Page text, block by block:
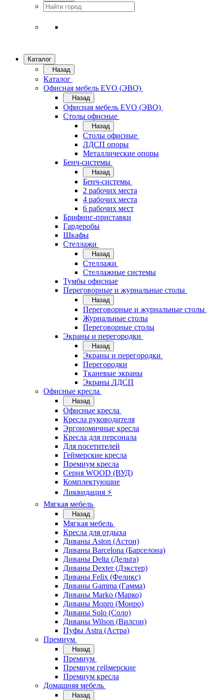
Каталог
Назад
Каталог
Офисная мебель EVO (ЭВО)
Назад
Офисная мебель EVO (ЭВО)
Cтолы офисные
Назад
Cтолы офисные
ЛДСП опоры
Металлические опоры
Бенч-системы
Назад
Бенч-системы
2 рабочих места
4 рабочих места
6 рабочих мест
Брифинг-приставки
Гардеробы
Шкафы
Стеллажи
Назад
Стеллажи
Стеллажные системы
Тумбы офисные
Переговорные и журнальные столы
Назад
Переговорные и журнальные столы
Журнальные столы
Переговорные столы
Экраны и перегородки
Назад
Экраны и перегородки
Перегородки
Тканевые экраны
Экраны ЛДСП
Офисные кресла
Назад
Офисные кресла
Кресла руководителя
Эргономичные кресла
Кресла для персонала
Для посетителей
Геймерские кресла
Премиум кресла
Серия WOOD (ВУД)
Комплектующие
Ликвидация ⚡
Мягкая мебель
Назад
Мягкая мебель
Кресла для отдыха
Диваны Aston (Астон)
Диваны Barcelona (Барселона)
Диваны Delta (Дельта)
Диваны Dexter (Дэкстер)
Диваны Felix (Феликс)
Диваны Gamma (Гамма)
Диваны Marko (Марко)
Диваны Monro (Монро)
Диваны Solo (Соло)
Диваны Wilson (Вилсон)
Пуфы Astra (Астра)
Премиум
Назад
Премиум
Премиум геймерские
Премиум кресла
Домашняя мебель
Назад